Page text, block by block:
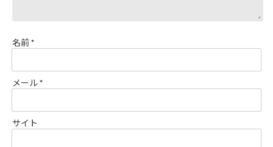
名前*
メール*
サイト